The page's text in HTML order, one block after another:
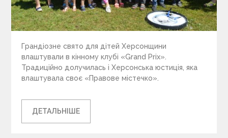
Грандіозне свято для дітей Херсонщини
влаштували в кінному клубі «Grand Prix».
Традиційно долучилась і Херсонська юстиція, яка
влаштувала своє «Правове містечко».
ДЕТАЛЬНІШЕ